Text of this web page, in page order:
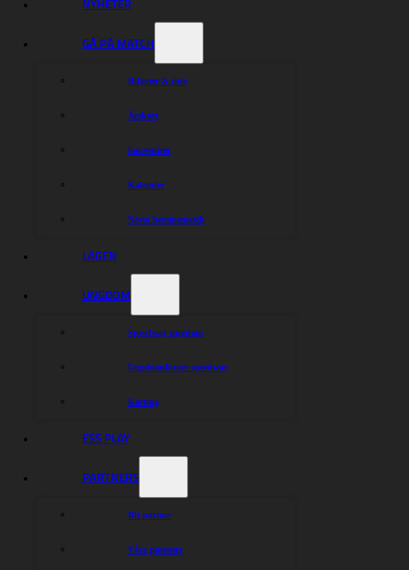
GÅ PÅ MATCH
Biljetter & info
Årskort
Souvenirer
Kalender
Nästa hemmamatch
LAGEN
UNGDOM
Speedway ungdom
Ungdomsförare speedway
Karting
ESS PLAY
PARTNERS
Bli partner
Våra partners
Dela nyheten: